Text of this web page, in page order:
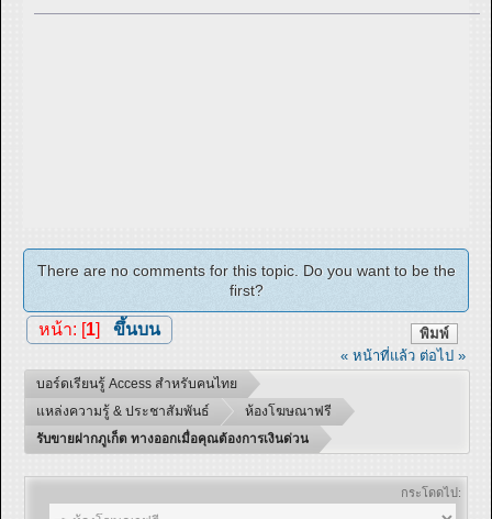
There are no comments for this topic. Do you want to be the
first?
พิมพ์
หน้า: [1] ขึ้นบน
« หน้าที่แล้ว ต่อไป »
บอร์ดเรียนรู้ Access สำหรับคนไทย
แหล่งความรู้ & ประชาสัมพันธ์
ห้องโฆษณาฟรี
รับขายฝากภูเก็ต ทางออกเมื่อคุณต้องการเงินด่วน
กระโดดไป: